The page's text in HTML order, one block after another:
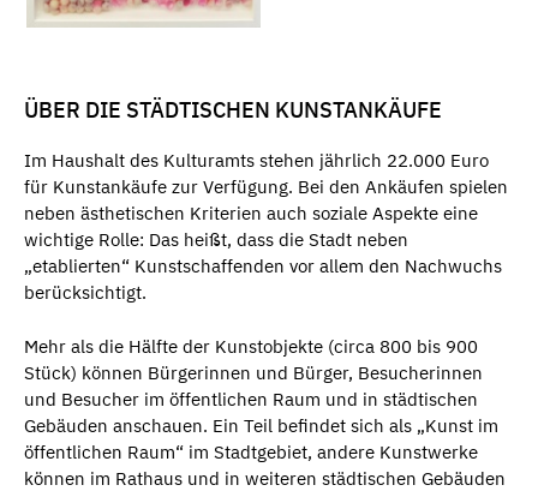
ÜBER DIE STÄDTISCHEN KUNSTANKÄUFE
Im Haushalt des Kulturamts stehen jährlich 22.000 Euro
für Kunstankäufe zur Verfügung. Bei den Ankäufen spielen
neben ästhetischen Kriterien auch soziale Aspekte eine
wichtige Rolle: Das heißt, dass die Stadt neben
„etablierten“ Kunstschaffenden vor allem den Nachwuchs
berücksichtigt.
Mehr als die Hälfte der Kunstobjekte (circa 800 bis 900
Stück) können Bürgerinnen und Bürger, Besucherinnen
und Besucher im öffentlichen Raum und in städtischen
Gebäuden anschauen. Ein Teil befindet sich als „Kunst im
öffentlichen Raum“ im Stadtgebiet, andere Kunstwerke
können im Rathaus und in weiteren städtischen Gebäuden